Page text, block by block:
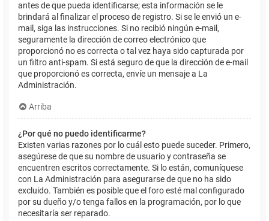
antes de que pueda identificarse; esta información se le
brindará al finalizar el proceso de registro. Si se le envió un e-
mail, siga las instrucciones. Si no recibió ningún e-mail,
seguramente la dirección de correo electrónico que
proporcionó no es correcta o tal vez haya sido capturada por
un filtro anti-spam. Si está seguro de que la dirección de e-mail
que proporcionó es correcta, envíe un mensaje a La
Administración.
Arriba
¿Por qué no puedo identificarme?
Existen varias razones por lo cuál esto puede suceder. Primero,
asegúrese de que su nombre de usuario y contraseña se
encuentren escritos correctamente. Si lo están, comuníquese
con La Administración para asegurarse de que no ha sido
excluido. También es posible que el foro esté mal configurado
por su dueño y/o tenga fallos en la programación, por lo que
necesitaría ser reparado.